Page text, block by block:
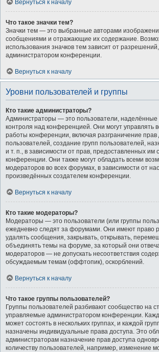
Вернуться к началу
Что такое значки тем?
Значки тем — это выбранные авторами
сообщениями и отражающие их содержание.
использования значков тем зависит от
администратором конференции.
Вернуться к началу
Уровни пользователей и группы
Кто такие администраторы?
Администраторы — это пользователи,
контроля над конференцией. Они могут управлять
работы конференции, включая разграничение прав
пользователей, создание групп пользователей,
и т. п., в зависимости от прав, предоставленных им
конференции. Они также могут обладать всеми
модераторов во всех форумах, в зависимости от
произведённых создателем конференции.
Вернуться к началу
Кто такие модераторы?
Модераторы — это пользователи (или группы
ежедневно следят за форумами. Они имеют право
удалять сообщения, закрывать, открывать,
объединять темы на форуме, за который они
модераторов — не допускать несоответствия
обсуждаемым темам (оффтопик), оскорблений.
Вернуться к началу
Что такое группы пользователей?
Группы пользователей разбивают сообщество на
управляемые администратором конференции.
может состоять в нескольких группах, и каждой
назначены индивидуальные права доступа. Это
администраторам назначение прав доступа
количеству пользователей, например, изменение